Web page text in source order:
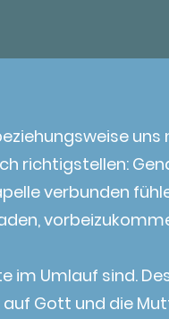
uns
richtigstellen:
verbunden
im Umlauf sind.
Gott und die